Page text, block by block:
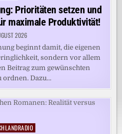
Prioritäten setzen und
maximale Produktivität!
2026
beginnt damit, die eigenen
sondern vor allem
Beitrag zum gewünschten
ordnen. Dazu…